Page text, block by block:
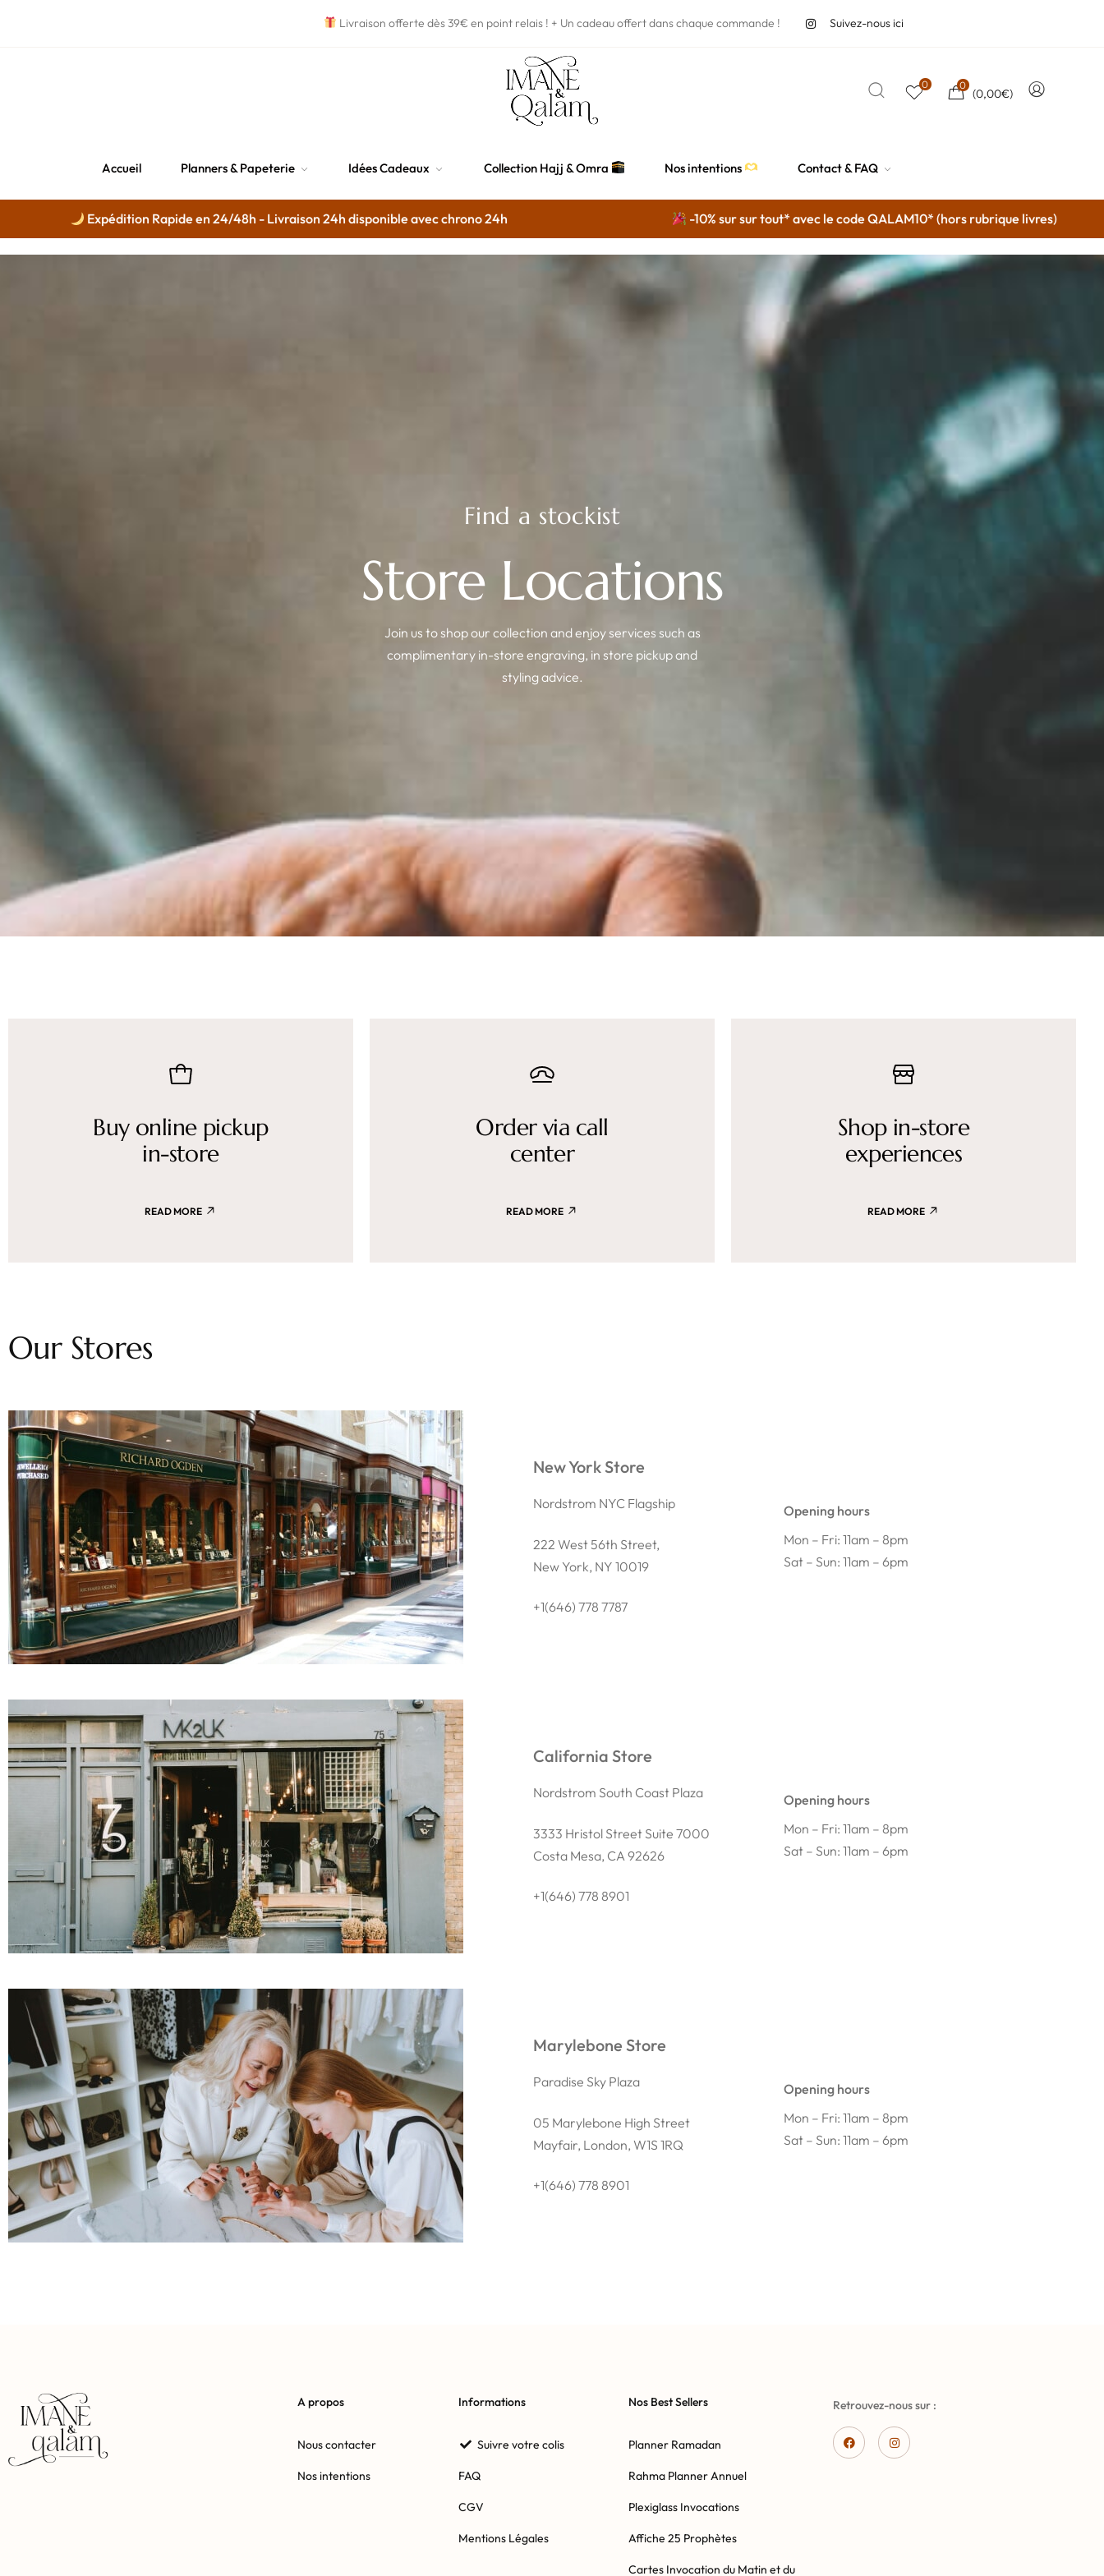
Livraison offerte dès 39€ en point relais ! + Un cadeau offert dans chaque commande ! Suivez-nous ici
0 0
(0,00€)
Accueil Planners & Papeterie Idées Cadeaux Collection Hajj & Omra Nos intentions Contact & FAQ
Expédition Rapide en 24/48h - Livraison 24h disponible avec chrono 24h -10% sur sur tout* avec le code QALAM10* (hors rubrique livres)
Find a stockist
Store Locations
Join us to shop our collection and enjoy services such as
complimentary in-store engraving, in store pickup and
styling advice.
Buy online pickup
in-store
READ MORE
Order via call
center
READ MORE
Shop in-store
experiences
READ MORE
Our Stores
New York Store
Nordstrom NYC Flagship
222 West 56th Street,
New York, NY 10019
+1(646) 778 7787
Opening hours
Mon – Fri: 11am – 8pm
Sat – Sun: 11am – 6pm
California Store
Nordstrom South Coast Plaza
3333 Hristol Street Suite 7000
Costa Mesa, CA 92626
+1(646) 778 8901
Opening hours
Mon – Fri: 11am – 8pm
Sat – Sun: 11am – 6pm
Marylebone Store
Paradise Sky Plaza
05 Marylebone High Street
Mayfair, London, W1S 1RQ
+1(646) 778 8901
Opening hours
Mon – Fri: 11am – 8pm
Sat – Sun: 11am – 6pm
A propos
Nous contacter
Nos intentions
Informations
Suivre votre colis
FAQ
CGV
Mentions Légales
Nos Best Sellers
Planner Ramadan
Rahma Planner Annuel
Plexiglass Invocations
Affiche 25 Prophètes
Cartes Invocation du Matin et du
Retrouvez-nous sur :